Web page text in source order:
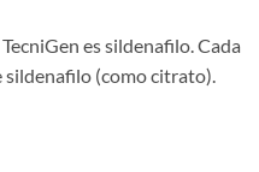
es sildenafilo. Cada
(como citrato).